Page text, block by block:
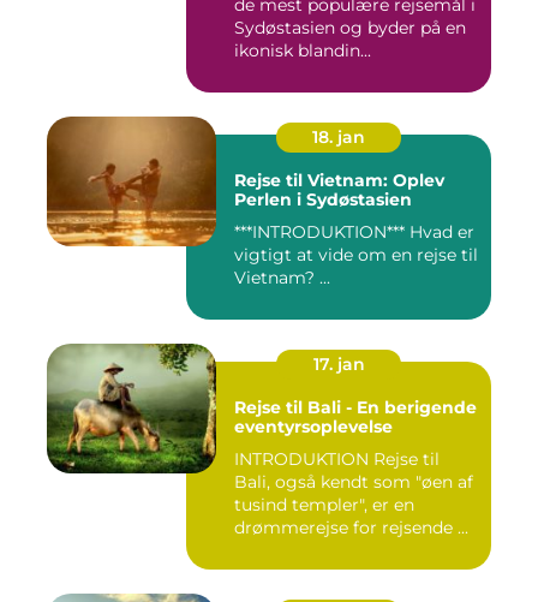
de mest populære rejsemål i
Sydøstasien og byder på en
ikonisk blandin...
18. jan
Rejse til Vietnam: Oplev
Perlen i Sydøstasien
***INTRODUKTION*** Hvad er
vigtigt at vide om en rejse til
Vietnam? ...
17. jan
Rejse til Bali - En berigende
eventyrsoplevelse
INTRODUKTION Rejse til
Bali, også kendt som "øen af
tusind templer", er en
drømmerejse for rejsende ...